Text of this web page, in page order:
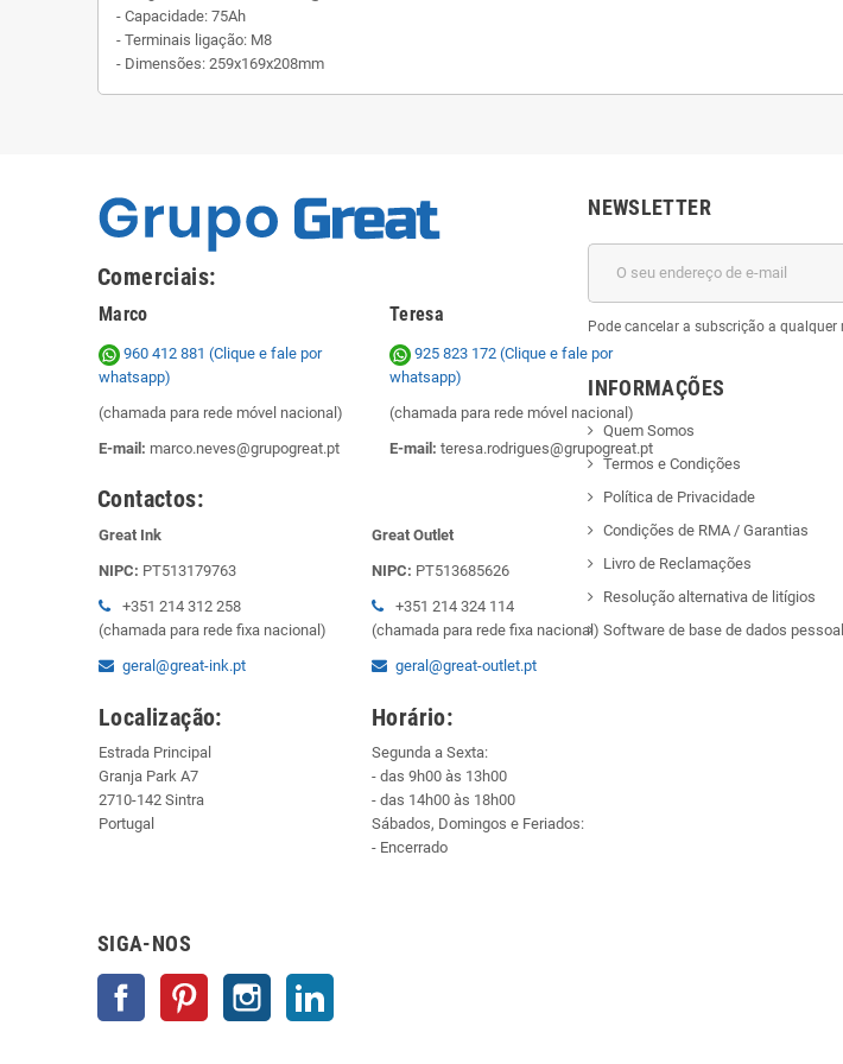
- Capacidade: 75Ah
- Terminais ligação: M8
- Dimensões: 259x169x208mm
Comerciais:
Marco Teresa
960 412 881 (Clique e fale por
whatsapp)
(chamada para rede móvel nacional)
E-mail: marco.neves@grupogreat.pt
925 823 172 (Clique e fale por
whatsapp)
(chamada para rede móvel nacional)
E-mail: teresa.rodrigues@grupogreat.pt
Contactos:
Great Ink
NIPC: PT513179763
+351 214 312 258
(chamada para rede fixa nacional)
geral@great-ink.pt
Great Outlet
NIPC: PT513685626
+351 214 324 114
(chamada para rede fixa nacional)
geral@great-outlet.pt
Localização:
Estrada Principal
Granja Park A7
2710-142 Sintra
Portugal
Horário:
Segunda a Sexta:
- das 9h00 às 13h00
- das 14h00 às 18h00
Sábados, Domingos e Feriados:
- Encerrado
SIGA-NOS
Facebook Pinterest Instagram
NEWSLETTER
Pode cancelar a subscrição a
INFORMAÇÕES
Quem Somos
Termos e Condições
Política de Privacidade
Condições de RMA / Garantias
Livro de Reclamações
Resolução alternativa de litígios
Software de base de dados pessoal